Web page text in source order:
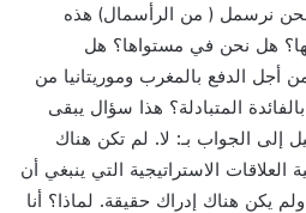
نرسمل ( من الرأسمال) هذه
هل نحن في مستواها؟ هل
أجل الدفع بالمغرب وموريتانيا من
المتبادلة؟ هذا سؤال يبقى
إلى الجواب بـ: لا. لم تكن هناك
الاستراتيجية التي ينبغي أن
يكن هناك إدراك حقيقة. لماذا؟ أنا